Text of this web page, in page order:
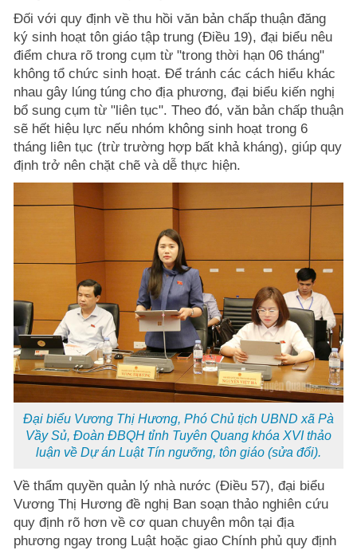
Đối với quy định về thu hồi văn bản chấp thuận đăng
ký sinh hoạt tôn giáo tập trung (Điều 19), đại biểu nêu
điểm chưa rõ trong cụm từ "trong thời hạn 06 tháng"
không tổ chức sinh hoạt. Để tránh các cách hiểu khác
nhau gây lúng túng cho địa phương, đại biểu kiến nghị
bổ sung cụm từ "liên tục". Theo đó, văn bản chấp thuận
sẽ hết hiệu lực nếu nhóm không sinh hoạt trong 6
tháng liên tục (trừ trường hợp bất khả kháng), giúp quy
định trở nên chặt chẽ và dễ thực hiện.
Đại biểu Vương Thị Hương, Phó Chủ tịch UBND xã Pà
Vầy Sủ, Đoàn ĐBQH tỉnh Tuyên Quang khóa XVI thảo
luận về Dự án Luật Tín ngưỡng, tôn giáo (sửa đổi).
Về thẩm quyền quản lý nhà nước (Điều 57), đại biểu
Vương Thị Hương đề nghị Ban soạn thảo nghiên cứu
quy định rõ hơn về cơ quan chuyên môn tại địa
phương ngay trong Luật hoặc giao Chính phủ quy định